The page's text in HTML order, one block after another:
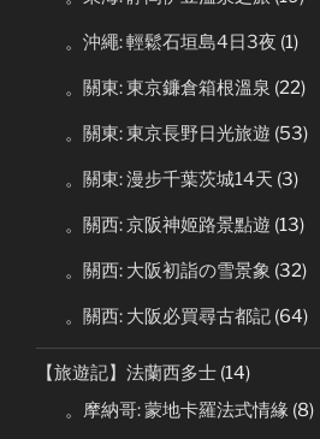
。沖繩: 輕鬆石垣島4日3夜 (1)
。關東: 東京鐮倉箱根溫泉 (22)
。關東: 東京長野日光旅遊 (53)
。關東: 漫步千葉茨城14天 (3)
。關西: 京阪神姬路景點遊 (13)
。關西: 大阪初詣の雪景象 (32)
。關西: 大阪必買尋古都記 (64)
【旅遊記】法蘭西多士 (14)
。摩納哥: 蒙地卡羅法式情緣 (8)